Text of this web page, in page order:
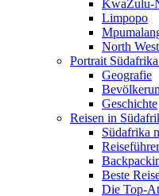
KwaZulu-
Limpopo
North West
Portrait
Geografie
Geschichte
Reisen in
Südafrika
Beste
Die Top-